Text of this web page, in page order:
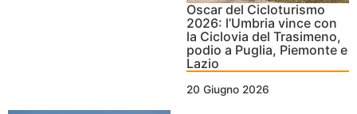
Oscar del Cicloturismo
2026: l’Umbria vince con
la Ciclovia del Trasimeno,
podio a Puglia, Piemonte e
Lazio
20 Giugno 2026